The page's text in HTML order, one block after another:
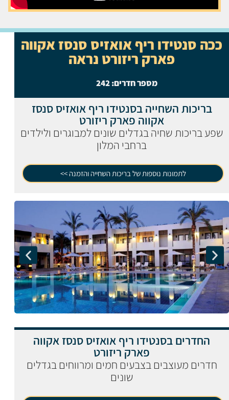
ככה סנטידו ריף אואזיס סנסז אקווה
פארק ריזורט נראה
מספר חדרים:242
בריכות השחייה בסנטידו ריף אואזיס סנסז
אקווה פארק ריזורט
שפע בריכות שחיה בגדלים שונים למבוגרים ולילדים
ברחבי המלון
לתמונות נוספות של בריכות השחייה והזמנה >>
החדרים בסנטידו ריף אואזיס סנסז אקווה
פארק ריזורט
חדרים מעוצבים בצבעים חמים ומרווחים בגדלים
שונים